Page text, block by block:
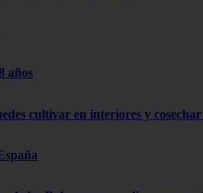
años
cultivar en interiores y